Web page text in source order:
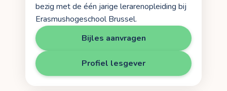
bezig met de één jarige lerarenopleiding bij
Erasmushogeschool Brussel.
Bijles aanvragen
Profiel lesgever